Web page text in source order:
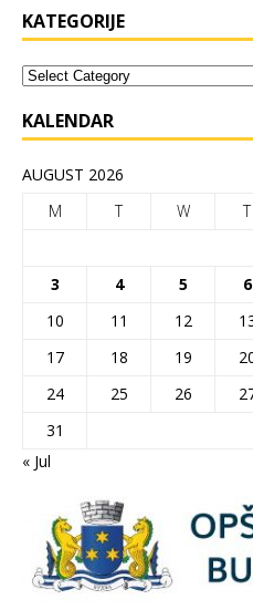
KATEGORIJE
KALENDAR
AUGUST 2026
M
T W T
3
4 5 6
10
11 12
17
18 19
24
25 26
31
« Jul